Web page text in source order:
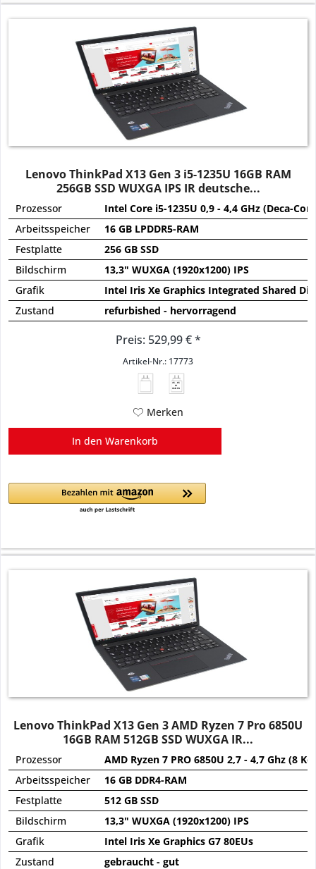
Lenovo ThinkPad X13 Gen 3 i5-1235U 16GB RAM
256GB SSD WUXGA IPS IR deutsche...
Prozessor
Intel Core i5-1235U 0,9 - 4,4 GHz (Deca-
Arbeitsspeicher
16 GB LPDDR5-RAM
Festplatte
256 GB SSD
Bildschirm
13,3" WUXGA (1920x1200) IPS
Grafik
Intel Iris Xe Graphics Integrated Shared
Zustand
refurbished - hervorragend
Preis: 529,99 € *
Artikel-Nr.: 17773
45 - 65
W
USB PD
Merken
In den Warenkorb
Lenovo ThinkPad X13 Gen 3 AMD Ryzen 7 Pro 6850U
16GB RAM 512GB SSD WUXGA IR...
Prozessor
AMD Ryzen 7 PRO 6850U 2,7 - 4,7 Ghz (8
Arbeitsspeicher
16 GB DDR4-RAM
Festplatte
512 GB SSD
Bildschirm
13,3" WUXGA (1920x1200) IPS
Grafik
Intel Iris Xe Graphics G7 80EUs
Zustand
gebraucht - gut